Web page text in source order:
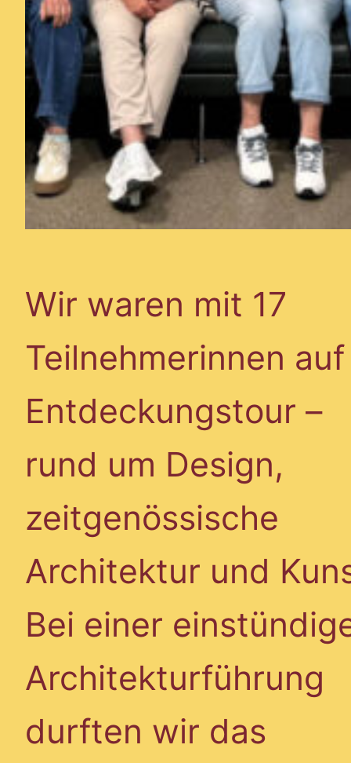
Wir waren mit 17
Teilnehmerinnen auf
Entdeckungstour –
rund um Design,
zeitgenössische
Architektur und
Bei einer
Architekturführung
durften wir das